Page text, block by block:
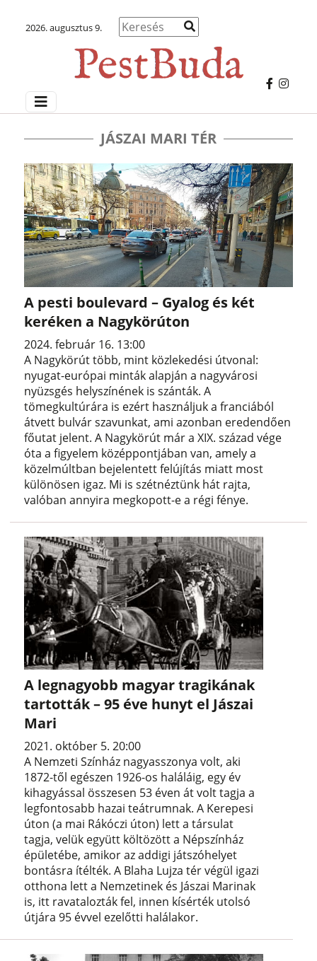
2026. augusztus 9.
JÁSZAI MARI TÉR
A pesti boulevard – Gyalog és két
keréken a Nagykörúton
2024. február 16. 13:00
A Nagykörút több, mint közlekedési útvonal:
nyugat-európai minták alapján a nagyvárosi
nyüzsgés helyszínének is szánták. A
tömegkultúrára is ezért használjuk a franciából
átvett bulvár szavunkat, ami azonban eredendően
főutat jelent. A Nagykörút már a XIX. század vége
óta a figyelem középpontjában van, amely a
közelmúltban bejelentett felújítás miatt most
különösen igaz. Mi is szétnéztünk hát rajta,
valóban annyira megkopott-e a régi fénye.
A legnagyobb magyar tragikának
tartották – 95 éve hunyt el Jászai
Mari
2021. október 5. 20:00
A Nemzeti Színház nagyasszonya volt, aki
1872-től egészen 1926-os haláláig, egy év
kihagyással összesen 53 éven át volt tagja a
legfontosabb hazai teátrumnak. A Kerepesi
úton (a mai Rákóczi úton) lett a társulat
tagja, velük együtt költözött a Népszínház
épületébe, amikor az addigi játszóhelyet
bontásra ítélték. A Blaha Lujza tér végül igazi
otthona lett a Nemzetinek és Jászai Marinak
is, itt ravatalozták fel, innen kísérték utolsó
útjára 95 évvel ezelőtti halálakor.